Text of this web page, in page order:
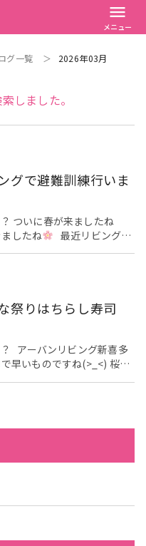
menu
メニュー
グ一覧 ＞ 2026年03月
しました。
グで避難訓練行いま
ましたね
ました!(^^)! また、職
、防災の意識を高めたり再
ました!(^^)!
いました(^_-)-☆
祭りはちらし寿司
をさせて頂いております